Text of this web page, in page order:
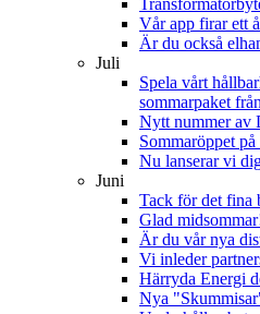
Vår app firar ett
Är du också
Juli
Spela vårt
sommarpaket
Nytt nummer av
Sommaröppet
Nu lanserar vi
Juni
Tack för det fina
Glad
Är du vår nya
Vi inleder
Härryda Energi
Nya